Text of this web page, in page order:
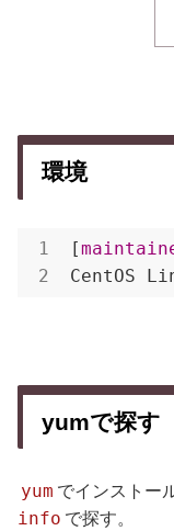
環境
[
CentOS
yumで探す
yum でインストー
info で探す。